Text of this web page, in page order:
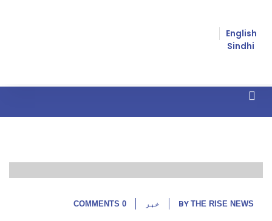
English
Sindhi
04
BY THE RISE NEWS خبر 0 COMMENTS